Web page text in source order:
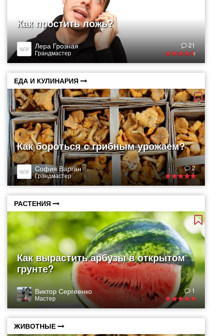
Как простить ложь?
Лера Грозная
Грандмастер
21
ЕДА И КУЛИНАРИЯ
Как бороться с грибным урожаем?
София Варган
Грандмастер
2
РАСТЕНИЯ
Как вырастить арбузы в открытом
грунте?
Виктор Сергеенко
Мастер
1
ЖИВОТНЫЕ